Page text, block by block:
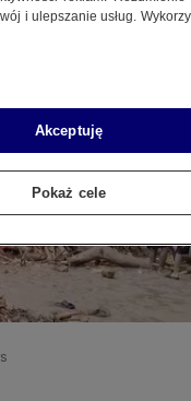
i ulepszanie usług.
Akceptuję
Pokaż cele